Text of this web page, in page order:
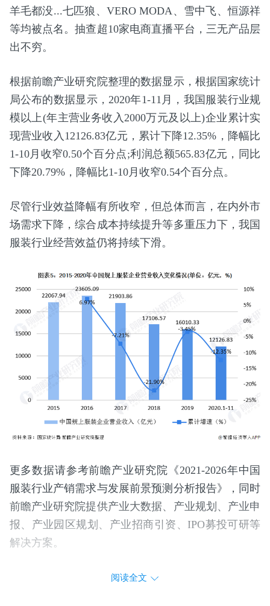
羊毛都没...七匹狼、VERO MODA、雪中飞、恒源祥
等均被点名。抽查超10家电商直播平台，三无产品层
出不穷。
根据前瞻产业研究院整理的数据显示，根据国家统计
局公布的数据显示，2020年1-11月，我国服装行业规
模以上(年主营业务收入2000万元及以上)企业累计实
现营业收入12126.83亿元，累计下降12.35%，降幅比
1-10月收窄0.50个百分点;利润总额565.83亿元，同比
下降20.79%，降幅比1-10月收窄0.54个百分点。
尽管行业效益降幅有所收窄，但总体而言，在内外市
场需求下降，综合成本持续提升等多重压力下，我国
服装行业经营效益仍将持续下滑。
更多数据请参考前瞻产业研究院《2021-2026年中国
服装行业产销需求与发展前景预测分析报告》，同时
前瞻产业研究院提供产业大数据、产业规划、产业申
报、产业园区规划、产业招商引资、IPO募投可研等
解决方案。
阅读全文